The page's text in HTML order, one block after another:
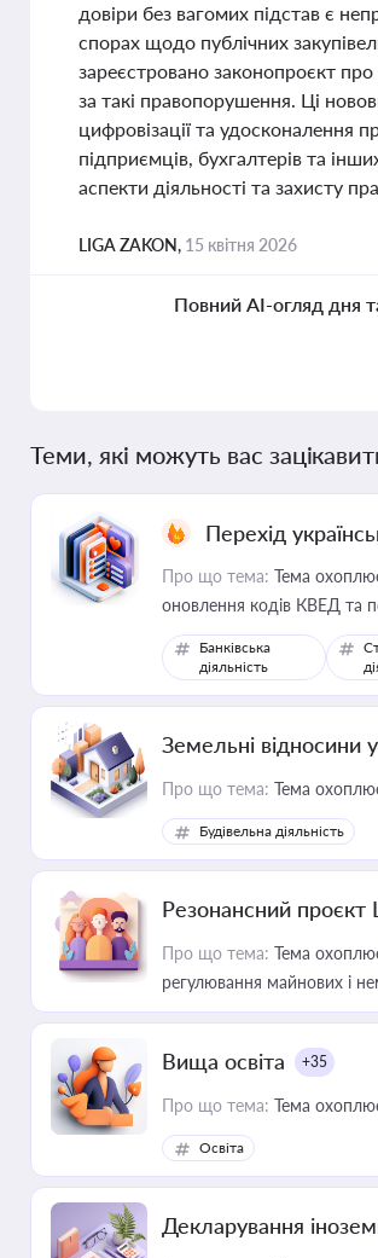
довіри без вагомих підстав є
спорах щодо публічних
зареєстровано законопроєкт
за такі правопорушення. Ці
цифровізації та удосконалення
підприємців, бухгалтерів та
аспекти діяльності та захисту
LIGA ZAKON, 15 квітня 2026
Повний AI-огляд дня
Теми, які можуть вас
Перехід
Про що тема: Тема
оновлення кодів КВЕД та
Банківська
діяльність
Земельні відносини
Про що тема: Тема
Будівельна діяльність
Резонансний проєкт
Про що тема: Тема
регулювання майнових і
Вища освіта +35
Про що тема: Тема охоплює
Освіта
Декларування